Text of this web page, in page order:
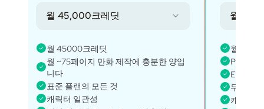
월 45,000크레딧
월 45000크레딧
월 ~75페이지 만화 제작에 충분한 양입
니다
표준 플랜의 모든 것
캐릭터 일관성
월
월
PRO 플
Every
무제한
캐릭터